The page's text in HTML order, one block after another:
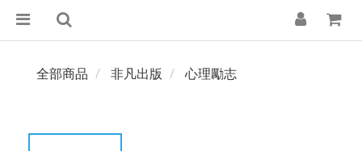
全部商品 非凡出版 心理勵志